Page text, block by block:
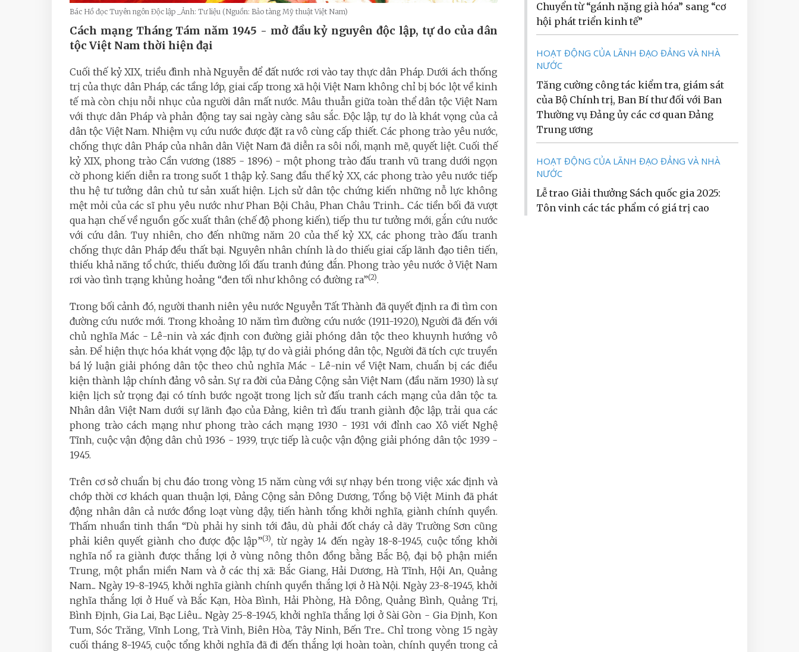
Bác Hồ đọc Tuyên ngôn Độc lập _Ảnh: Tư liệu (Nguồn: Bảo tàng Mỹ thuật Việt Nam)
Cách mạng Tháng Tám năm 1945 - mở đầu kỷ nguyên độc lập, tự do của dân
tộc Việt Nam thời hiện đại
Cuối thế kỷ XIX, triều đình nhà Nguyễn để đất nước rơi vào tay thực dân Pháp. Dưới ách thống
trị của thực dân Pháp, các tầng lớp, giai cấp trong xã hội Việt Nam không chỉ bị bóc lột về kinh
tế mà còn chịu nỗi nhục của người dân mất nước. Mâu thuẫn giữa toàn thể dân tộc Việt Nam
với thực dân Pháp và phản động tay sai ngày càng sâu sắc. Độc lập, tự do là khát vọng của cả
dân tộc Việt Nam. Nhiệm vụ cứu nước được đặt ra vô cùng cấp thiết. Các phong trào yêu nước,
chống thực dân Pháp của nhân dân Việt Nam đã diễn ra sôi nổi, mạnh mẽ, quyết liệt. Cuối thế
kỷ XIX, phong trào Cần vương (1885 - 1896) - một phong trào đấu tranh vũ trang dưới ngọn
cờ phong kiến diễn ra trong suốt 1 thập kỷ. Sang đầu thế kỷ XX, các phong trào yêu nước tiếp
thu hệ tư tưởng dân chủ tư sản xuất hiện. Lịch sử dân tộc chứng kiến những nỗ lực không
mệt mỏi của các sĩ phu yêu nước như Phan Bội Châu, Phan Châu Trinh... Các tiền bối đã vượt
qua hạn chế về nguồn gốc xuất thân (chế độ phong kiến), tiếp thu tư tưởng mới, gắn cứu nước
với cứu dân. Tuy nhiên, cho đến những năm 20 của thế kỷ XX, các phong trào đấu tranh
chống thực dân Pháp đều thất bại. Nguyên nhân chính là do thiếu giai cấp lãnh đạo tiên tiến,
thiếu khả năng tổ chức, thiếu đường lối đấu tranh đúng đắn. Phong trào yêu nước ở Việt Nam
rơi vào tình trạng khủng hoảng “đen tối như không có đường ra”(2).
Trong bối cảnh đó, người thanh niên yêu nước Nguyễn Tất Thành đã quyết định ra đi tìm con
đường cứu nước mới. Trong khoảng 10 năm tìm đường cứu nước (1911-1920), Người đã đến với
chủ nghĩa Mác - Lê-nin và xác định con đường giải phóng dân tộc theo khuynh hướng vô
sản. Để hiện thực hóa khát vọng độc lập, tự do và giải phóng dân tộc, Người đã tích cực truyền
bá lý luận giải phóng dân tộc theo chủ nghĩa Mác - Lê-nin về Việt Nam, chuẩn bị các điều
kiện thành lập chính đảng vô sản. Sự ra đời của Đảng Cộng sản Việt Nam (đầu năm 1930) là sự
kiện lịch sử trọng đại có tính bước ngoặt trong lịch sử đấu tranh cách mạng của dân tộc ta.
Nhân dân Việt Nam dưới sự lãnh đạo của Đảng, kiên trì đấu tranh giành độc lập, trải qua các
phong trào cách mạng như phong trào cách mạng 1930 - 1931 với đỉnh cao Xô viết Nghệ
Tĩnh, cuộc vận động dân chủ 1936 - 1939, trực tiếp là cuộc vận động giải phóng dân tộc 1939 -
1945.
Trên cơ sở chuẩn bị chu đáo trong vòng 15 năm cùng với sự nhạy bén trong việc xác định và
chớp thời cơ khách quan thuận lợi, Đảng Cộng sản Đông Dương, Tổng bộ Việt Minh đã phát
động nhân dân cả nước đồng loạt vùng dậy, tiến hành tổng khởi nghĩa, giành chính quyền.
Thấm nhuần tinh thần “Dù phải hy sinh tới đâu, dù phải đốt cháy cả dãy Trường Sơn cũng
phải kiên quyết giành cho được độc lập”(3), từ ngày 14 đến ngày 18-8-1945, cuộc tổng khởi
nghĩa nổ ra giành được thắng lợi ở vùng nông thôn đồng bằng Bắc Bộ, đại bộ phận miền
Trung, một phần miền Nam và ở các thị xã: Bắc Giang, Hải Dương, Hà Tĩnh, Hội An, Quảng
Nam... Ngày 19-8-1945, khởi nghĩa giành chính quyền thắng lợi ở Hà Nội. Ngày 23-8-1945, khởi
nghĩa thắng lợi ở Huế và Bắc Kạn, Hòa Bình, Hải Phòng, Hà Đông, Quảng Bình, Quảng Trị,
Bình Định, Gia Lai, Bạc Liêu... Ngày 25-8-1945, khởi nghĩa thắng lợi ở Sài Gòn - Gia Định, Kon
Tum, Sóc Trăng, Vĩnh Long, Trà Vinh, Biên Hòa, Tây Ninh, Bến Tre... Chỉ trong vòng 15 ngày
cuối tháng 8-1945, cuộc tổng khởi nghĩa đã đi đến thắng lợi hoàn toàn, chính quyền trong cả
Chuyển từ “gánh nặng già hóa” sang “cơ
hội phát triển kinh tế”
HOẠT ĐỘNG CỦA LÃNH ĐẠO ĐẢNG VÀ NHÀ
NƯỚC
Tăng cường công tác kiểm tra, giám sát
của Bộ Chính trị, Ban Bí thư đối với Ban
Thường vụ Đảng ủy các cơ quan Đảng
Trung ương
HOẠT ĐỘNG CỦA LÃNH ĐẠO ĐẢNG VÀ NHÀ
NƯỚC
Lễ trao Giải thưởng Sách quốc gia 2025:
Tôn vinh các tác phẩm có giá trị cao